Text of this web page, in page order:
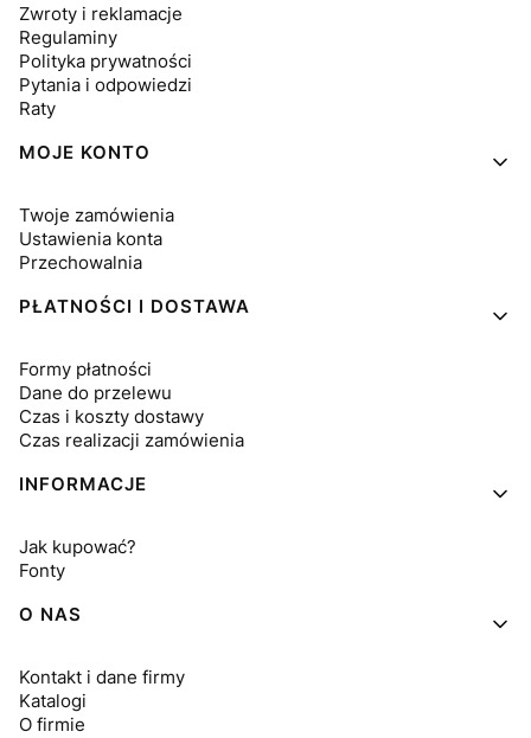
Zwroty i reklamacje
Regulaminy
Polityka prywatności
Pytania i odpowiedzi
Raty
MOJE KONTO
Twoje zamówienia
Ustawienia konta
Przechowalnia
PŁATNOŚCI I DOSTAWA
Formy płatności
Dane do przelewu
Czas i koszty dostawy
Czas realizacji zamówienia
INFORMACJE
Jak kupować?
Fonty
O NAS
Kontakt i dane firmy
Katalogi
O firmie